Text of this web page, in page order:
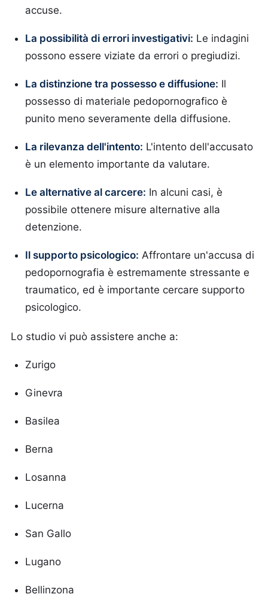
accuse.
La possibilità di errori investigativi: Le indagini
possono essere viziate da errori o pregiudizi.
La distinzione tra possesso e diffusione: Il
possesso di materiale pedopornografico è
punito meno severamente della diffusione.
La rilevanza dell'intento: L'intento dell'accusato
è un elemento importante da valutare.
Le alternative al carcere: In alcuni casi, è
possibile ottenere misure alternative alla
detenzione.
Il supporto psicologico: Affrontare un'accusa di
pedopornografia è estremamente stressante e
traumatico, ed è importante cercare supporto
psicologico.
Lo studio vi può assistere anche a:
Zurigo
Ginevra
Basilea
Berna
Losanna
Lucerna
San Gallo
Lugano
Bellinzona